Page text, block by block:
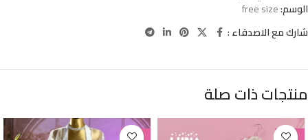
الوسم:free size
شارك مع الاصدقاء :
منتجات ذات صلة
-38%
-38%